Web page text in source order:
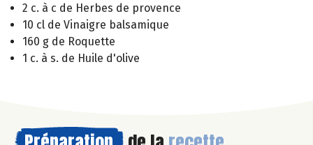
2 c. à c de Herbes de provence
10 cl de Vinaigre balsamique
160 g de Roquette
1 c. à s. de Huile d'olive